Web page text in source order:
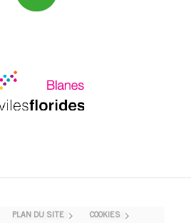
PLAN DU SITE COOKIES